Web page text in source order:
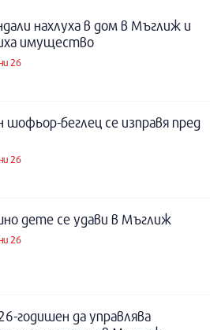
нахлуха в дом в Мъглиж и
имущество
26
шофьор-беглец се изправя пред
26
дете се удави в Мъглиж
26
годишен да управлява